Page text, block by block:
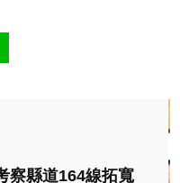
察縣道164線拓寬